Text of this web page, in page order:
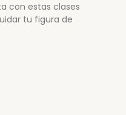
con estas clases
tu figura de